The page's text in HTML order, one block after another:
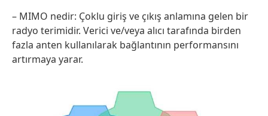
– MIMO nedir: Çoklu giriş ve çıkış anlamına gelen bir
radyo terimidir. Verici ve/veya alıcı tarafında birden
fazla anten kullanılarak bağlantının performansını
artırmaya yarar.